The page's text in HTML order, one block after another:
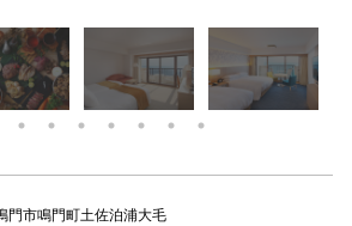
門市鳴門町土佐泊浦大毛